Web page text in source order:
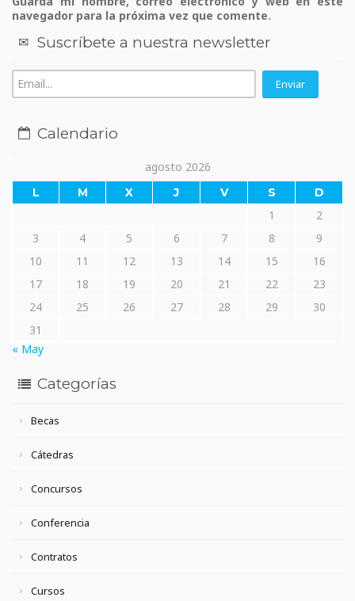
navegador para la próxima vez que comente.
Suscríbete a nuestra newsletter
Calendario
agosto 2026
L M X J V S D
1
2
3
4 5 6 7 8
9
10
11 12 13 14 15
16
17
18 19 20 21 22
23
24
25 26 27 28 29
30
31
« May
Categorías
Becas
Cátedras
Concursos
Conferencia
Contratos
Cursos